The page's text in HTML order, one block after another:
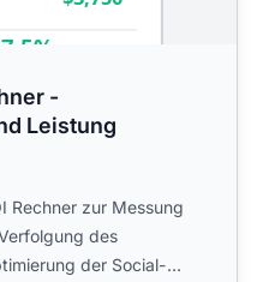
-
Leistung
Rechner zur Messung
des
der Social-